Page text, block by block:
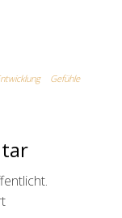
Gefühle